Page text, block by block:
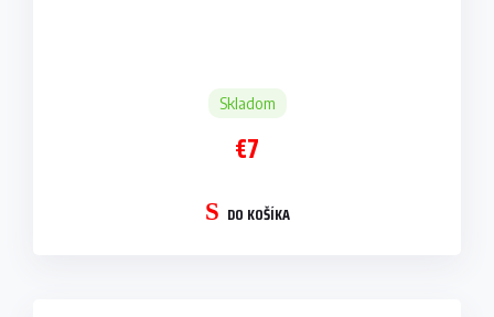
Skladom
€7
DO KOŠÍKA